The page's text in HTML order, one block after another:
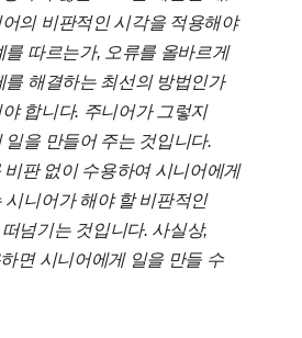
의 비판적인 시각을 적용해야
를 따르는가, 오류를 올바르게
를 해결하는 최선의 방법인가
합니다. 주니어가 그렇지
일을 만들어 주는 것입니다.
비판 없이 수용하여 시니어에게
니어가 해야 할 비판적인
넘기는 것입니다. 사실상,
면 시니어에게 일을 만들 수